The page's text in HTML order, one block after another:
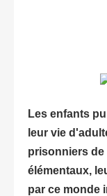
Les enfants
leur vie
prisonniers de
élémentaux,
par ce monde